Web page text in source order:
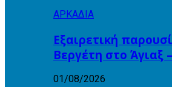
ΑΡΚΑΔΙΑ
Εξαιρετική
Βεργέτη στο Άγιαξ
01/08/2026